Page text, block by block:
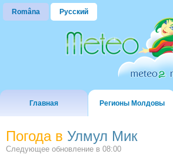
Româna Русский
Главная Регионы Молдовы
Погода в Улмул Мик
Следующее обновление в 08:00